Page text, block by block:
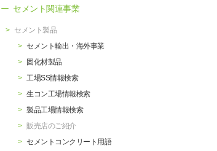
マテリアリティ・SDGs
セメント関連事業
セメント製品
セメント輸出・海外事業
固化材製品
工場SS情報検索
生コン工場情報検索
製品工場情報検索
販売店のご紹介
セメントコンクリート用語